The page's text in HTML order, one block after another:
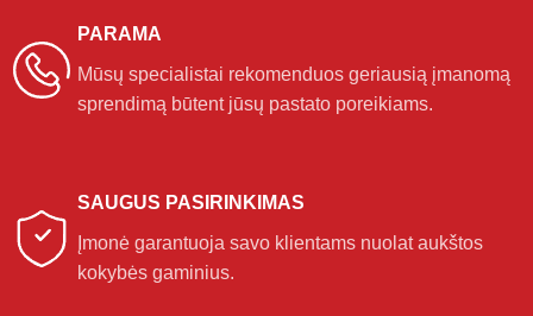
PARAMA
Mūsų specialistai rekomenduos geriausią įmanomą
sprendimą būtent jūsų pastato poreikiams.
SAUGUS PASIRINKIMAS
Įmonė garantuoja savo klientams nuolat aukštos
kokybės gaminius.